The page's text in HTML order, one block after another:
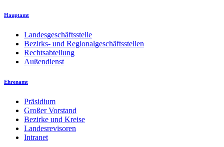
Hauptamt
Landesgeschäftsstelle
Bezirks- und Regionalgeschäftsstellen
Rechtsabteilung
Außendienst
Ehrenamt
Präsidium
Großer Vorstand
Bezirke und Kreise
Landesrevisoren
Intranet